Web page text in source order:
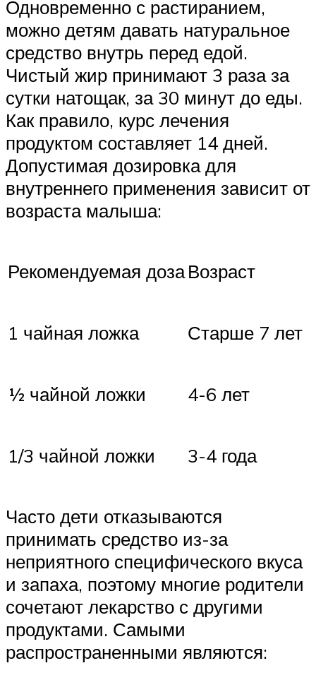
Одновременно с растиранием,
можно детям давать натуральное
средство внутрь перед едой.
Чистый жир принимают 3 раза за
сутки натощак, за 30 минут до еды.
Как правило, курс лечения
продуктом составляет 14 дней.
Допустимая дозировка для
внутреннего применения зависит от
возраста малыша:
Рекомендуемая дозаВозраст
1 чайная ложка Старше 7 лет
½ чайной ложки 4-6 лет
1/3 чайной ложки 3-4 года
Часто дети отказываются
принимать средство из-за
неприятного специфического вкуса
и запаха, поэтому многие родители
сочетают лекарство с другими
продуктами. Самыми
распространенными являются: